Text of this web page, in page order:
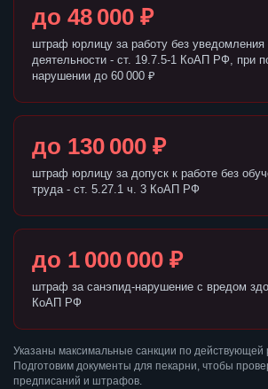
до 48 000 ₽
штраф юрлицу за работу без уведомления
деятельности - ст. 19.7.5-1 КоАП РФ, при
нарушении до 60 000 ₽
до 130 000 ₽
штраф юрлицу за допуск к работе без
труда - ст. 5.27.1 ч. 3 КоАП РФ
до 1 000 000 ₽
штраф за санэпид-нарушение с вредом
КоАП РФ
Указаны максимальные санкции по
Подготовим документы для пекарни, чтобы
предписаний и штрафов.